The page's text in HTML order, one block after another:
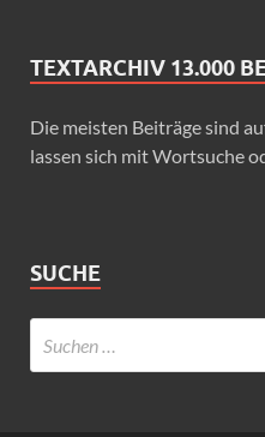
TEXTARCHIV 13.000
Die meisten Beiträge sind
lassen sich mit Wortsuche
SUCHE